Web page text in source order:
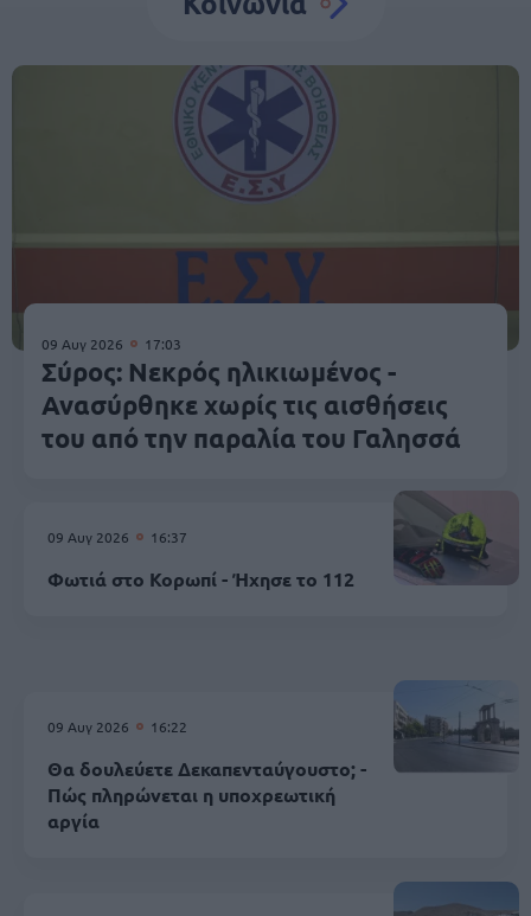
09 Αυγ 2026 17:03
Σύρος: Νεκρός ηλικιωμένος -
Ανασύρθηκε χωρίς τις αισθήσεις
του από την παραλία του Γαλησσά
09 Αυγ 2026 16:37
Φωτιά στο Κορωπί - Ήχησε το 112
09 Αυγ 2026 16:22
Θα δουλεύετε Δεκαπενταύγουστο; -
Πώς πληρώνεται η υποχρεωτική
αργία